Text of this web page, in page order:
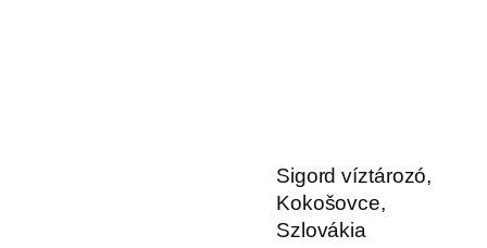
Sigord víztározó,
Kokošovce,
Szlovákia